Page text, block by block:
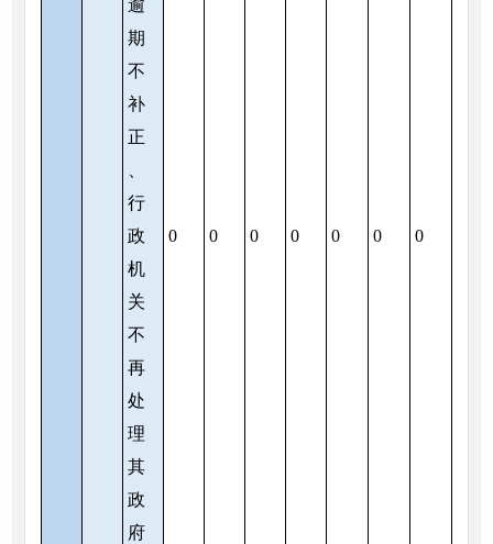
逾
期
不
补
正
行
政
机
关
不
再
处
理
其
政
府
0 0 0 0 0 0 0